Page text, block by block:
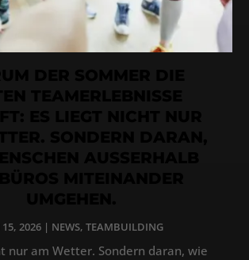
15, 2026| NEWS, TEAMBUILDING
nur am Wetter. Sondern daran, wie